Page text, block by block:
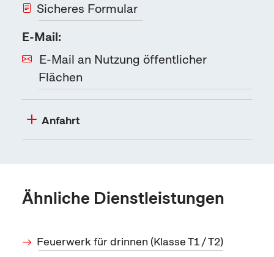
Sicheres Formular
E-Mail:
E-Mail an Nutzung öffentlicher
Flächen
Anfahrt
Ähnliche Dienstleistungen
Feuerwerk für drinnen (Klasse T1 / T2)